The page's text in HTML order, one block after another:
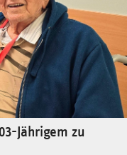
Jährigem zu